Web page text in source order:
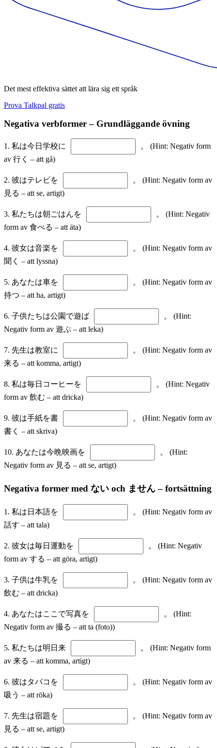
Det mest effektiva sättet att lära sig ett språk
Prova Talkpal gratis
Negativa verbformer – Grundläggande övning
1. 私は今日学校に
。 (Hint: Negativ form
av 行く – att gå)
2. 彼はテレビを
。 (Hint: Negativ form av
見る – att se, artigt)
3. 私たちは朝ごはんを
。 (Hint: Negativ
form av 食べる – att äta)
4. 彼女は音楽を
。 (Hint: Negativ form av
聞く – att lyssna)
5. あなたは車を
。 (Hint: Negativ form av
持つ – att ha, artigt)
6. 子供たちは公園で遊ば
。 (Hint:
Negativ form av 遊ぶ – att leka)
7. 先生は教室に
。 (Hint: Negativ form av
来る – att komma, artigt)
8. 私は毎日コーヒーを
。 (Hint: Negativ
form av 飲む – att dricka)
9. 彼は手紙を書
。 (Hint: Negativ form av
書く – att skriva)
10. あなたは今晩映画を
。 (Hint:
Negativ form av 見る – att se, artigt)
Negativa former med ない och ません – fortsättning
1. 私は日本語を
。 (Hint: Negativ form av
話す – att tala)
2. 彼女は毎日運動を
。 (Hint: Negativ
form av する – att göra, artigt)
3. 子供は牛乳を
。 (Hint: Negativ form av
飲む – att dricka)
4. あなたはここで写真を
。 (Hint:
Negativ form av 撮る – att ta (foto))
5. 私たちは明日来
。 (Hint: Negativ form
av 来る – att komma, artigt)
6. 彼はタバコを
。 (Hint: Negativ form av
吸う – att röka)
7. 先生は宿題を
。 (Hint: Negativ form av
見る – att se, artigt)